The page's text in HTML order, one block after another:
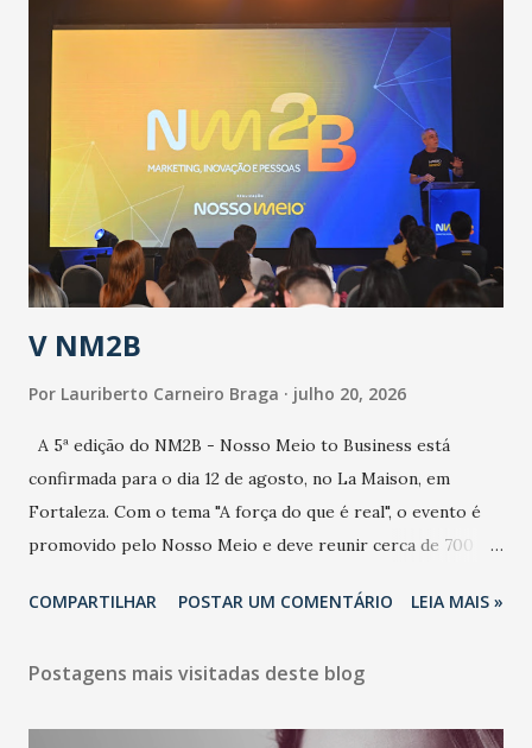
população suspeita e de cuidados com os ambientes
públicos e domiciliares. “Nós não estamos vivendo uma
epidemia comum, como temos em todos os anos, com
aumento de casos de dengue, influenza ou H1N1. Trata-se
de uma epidemia com um vírus diferente, com um poder de
contaminação maior que outros coronavírus”, apontou o
secretário. Segundo ele, é uma epidemia com chance de
contaminação alta, podendo gerar um grande risco à
população e ao sistema de saúde. “Precisamos saber fazer a
estratificação do risco da doença, para não so...
V NM2B
Por Lauriberto Carneiro Braga julho 20, 2026
A 5ª edição do NM2B - Nosso Meio to Business está
confirmada para o dia 12 de agosto, no La Maison, em
Fortaleza. Com o tema "A força do que é real", o evento é
promovido pelo Nosso Meio e deve reunir cerca de 700
e lideranças do Mercado Nacional. Desde 2022, o NM2B
de negócios do Nordeste, reunindo profissionais de marcas
COMPARTILHAR POSTAR UM COMENTÁRIO LEIA MAIS »
Postagens mais visitadas deste blog